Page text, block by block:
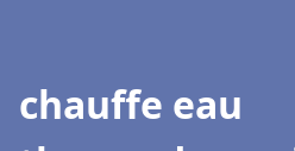
chauffe eau